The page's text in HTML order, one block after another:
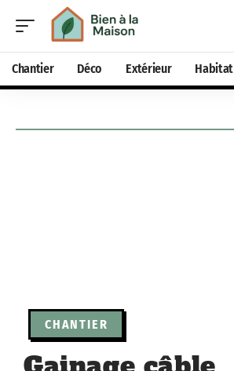
Chantier Déco Extérieur Habitat
CHANTIER